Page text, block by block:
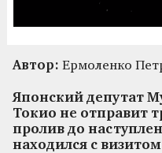
Автор: Ермоленко
Японский депутат
Токио не отправит
пролив до
находился с